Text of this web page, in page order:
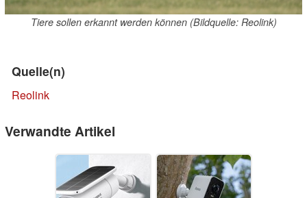
Tiere sollen erkannt werden können (Bildquelle: Reolink)
Quelle(n)
Reolink
Verwandte Artikel